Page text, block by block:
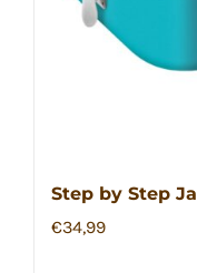
Step by Step
€34,99